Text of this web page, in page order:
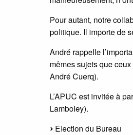
Pour autant, notre
politique. Il importe de
André rappelle
mêmes sujets que
André Cuerq).
L’APUC est invitée à
Lamboley).
Election du Bureau